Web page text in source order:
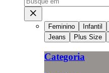
Feminino Infantil
Jeans
Plus Size
Categoria